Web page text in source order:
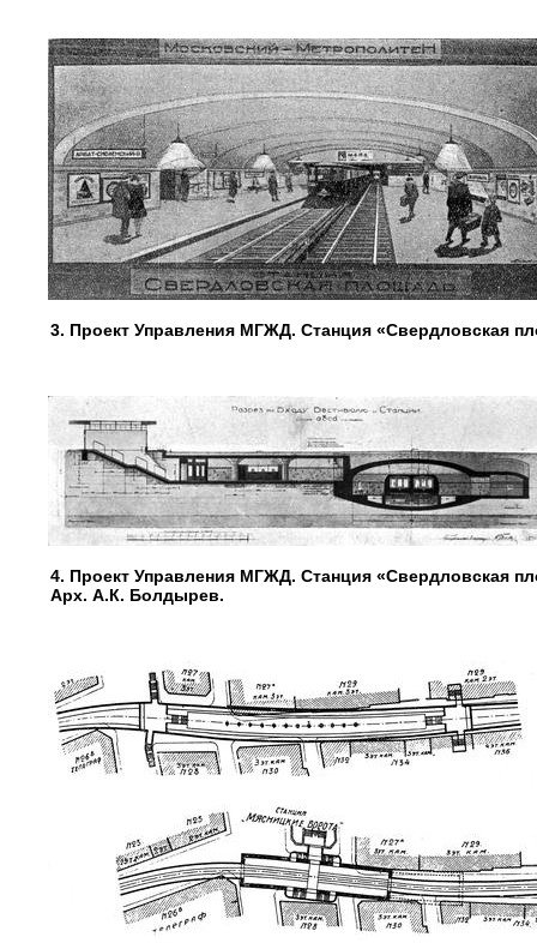
3. Проект Управления МГЖД. Станция «Свердловская
4. Проект Управления МГЖД. Станция «Свердловская
Арх. А.К. Болдырев.